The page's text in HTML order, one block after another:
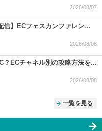
2026/08/07
信】ECフェスカンファレン...
2026/08/08
？ECチャネル別の攻略方法を...
2026/08/08
一覧を見る